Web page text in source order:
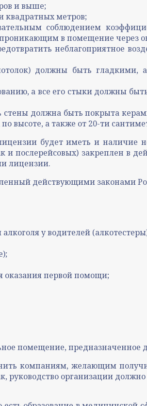
и выше;
квадратных метров;
соблюдением
в помещение через
неблагоприятное
должны быть гладкими,
а все его стыки должны
стены должна быть покрыта
высоте, а также от 20-ти
будет иметь и наличие
послерейсовых) закреплен в
лицензии.
действующими законами
у водителей
оказания первой помощи;
помещение, предназначенное
компаниям, желающим
руководство организации